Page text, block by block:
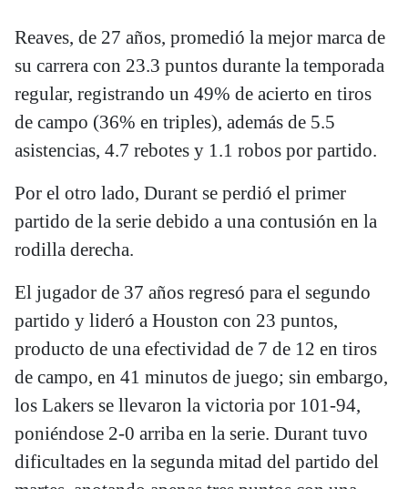
Reaves, de 27 años, promedió la mejor marca de
su carrera con 23.3 puntos durante la temporada
regular, registrando un 49% de acierto en tiros
de campo (36% en triples), además de 5.5
asistencias, 4.7 rebotes y 1.1 robos por partido.
Por el otro lado, Durant se perdió el primer
partido de la serie debido a una contusión en la
rodilla derecha.
El jugador de 37 años regresó para el segundo
partido y lideró a Houston con 23 puntos,
producto de una efectividad de 7 de 12 en tiros
de campo, en 41 minutos de juego; sin embargo,
los Lakers se llevaron la victoria por 101-94,
poniéndose 2-0 arriba en la serie. Durant tuvo
dificultades en la segunda mitad del partido del